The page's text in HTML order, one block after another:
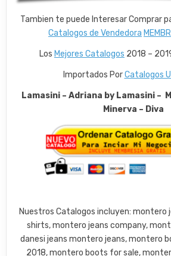
Tambien te puede Interesar Comprar
Catalogos de Vendedora
Los Mejores Catalogos 2018 –
Importados PorCatalogos
Lamasini – Adriana by Lamasini –
Minerva – Diva
Nuestros Catalogos incluyen: montero
shirts, montero jeans company,
danesi jeans montero jeans, montero
2018, montero boots for sale,